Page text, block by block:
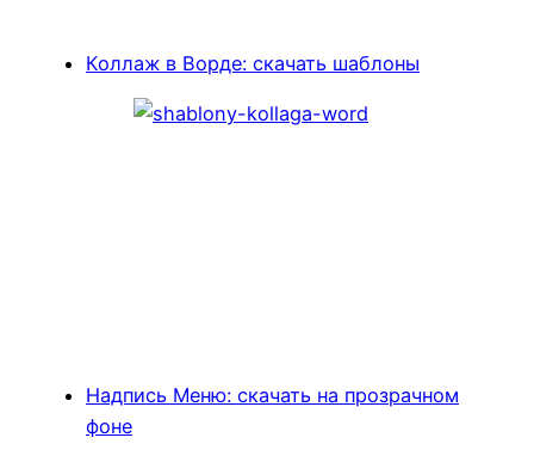
Коллаж в Ворде: скачать шаблоны
Надпись Меню: скачать на прозрачном
фоне